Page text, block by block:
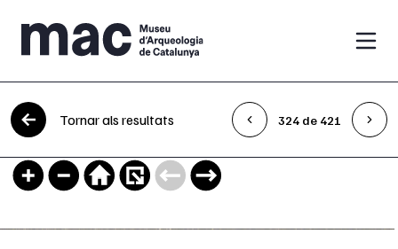
Vés al contingut
Tornar als resultats 324 de 421